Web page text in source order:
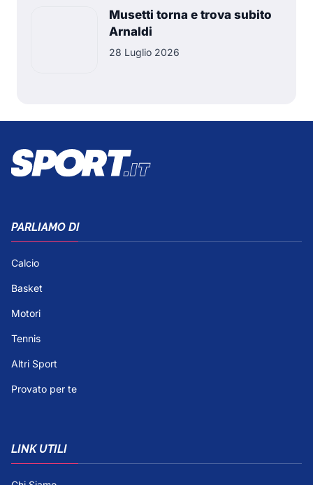
Musetti torna e trova subito
Arnaldi
28 Luglio 2026
PARLIAMO DI
Calcio
Basket
Motori
Tennis
Altri Sport
Provato per te
LINK UTILI